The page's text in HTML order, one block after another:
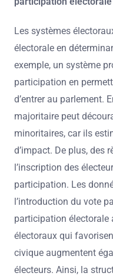
Les systèmes
électorale en
exemple, un système
participation en
d’entrer au parlement.
majoritaire peut
minoritaires, car ils
d’impact. De plus, des
l’inscription des
participation. Les
l’introduction du vote
participation électorale
électoraux qui
civique augmentent
électeurs. Ainsi, la